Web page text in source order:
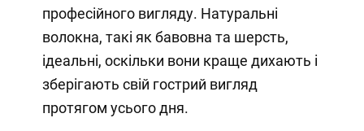
професійного вигляду. Натуральні
волокна, такі як бавовна та шерсть,
ідеальні, оскільки вони краще дихають і
зберігають свій гострий вигляд
протягом усього дня.